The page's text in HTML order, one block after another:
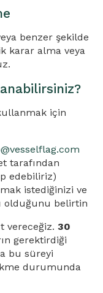
benzer şekilde
karar alma veya
için
tarafından
edebiliriz)
istediğinizi ve
olduğunu belirtin
vereceğiz.30
gerektirdiği
bu süreyi
durumunda